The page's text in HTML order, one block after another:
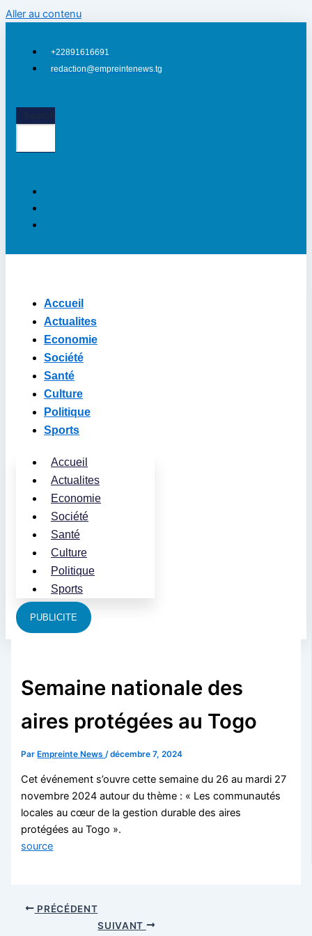
Aller au contenu
+22891616691
redaction@empreintenews.tg
Accueil
Actualites
Economie
Société
Santé
Culture
Politique
Sports
Accueil
Actualites
Economie
Société
Santé
Culture
Politique
Sports
PUBLICITE
Semaine nationale des
aires protégées au Togo
Par Empreinte News/décembre 7, 2024
Cet événement s’ouvre cette semaine du 26 au mardi 27
novembre 2024 autour du thème : « Les communautés
locales au cœur de la gestion durable des aires
protégées au Togo ».
source
PRÉCÉDENT
SUIVANT